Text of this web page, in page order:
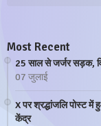
Most Recent
25 साल से जर्जर सड़क,
07 जुलाई
X पर श्रद्धांजलि पोस्ट
केंद्र